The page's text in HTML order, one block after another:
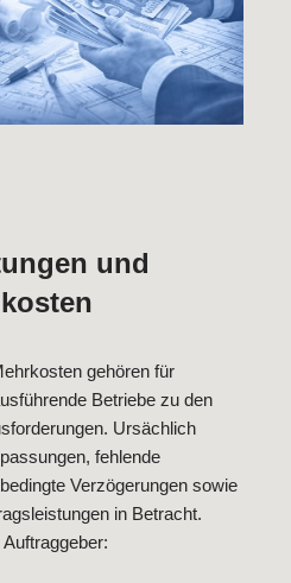
und
gehören für
Betriebe zu den
Ursächlich
fehlende
Verzögerungen sowie
in Betracht.